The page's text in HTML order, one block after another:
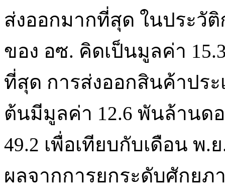
ส่งออกมากที่สุด ในประวั
ของ อซ. คิดเป็นมูลค่า
ที่สุด การส่งออกสินค้าประ
ต้นมีมูลค่า 12.6 พันล้านด
49.2 เพื่อเทียบกับเดือน พ.
ผลจากการยกระดับศักยภ